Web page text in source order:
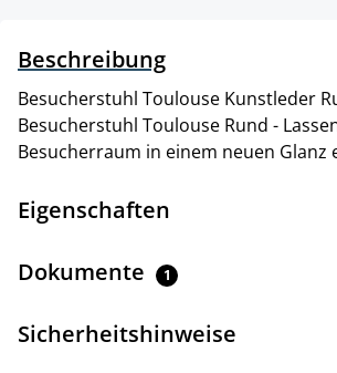
Beschreibung
Besucherstuhl Toulouse Kunstleder
Besucherstuhl Toulouse Rund -
Besucherraum in einem neuen Glanz
Eigenschaften
Dokumente 1
Sicherheitshinweise